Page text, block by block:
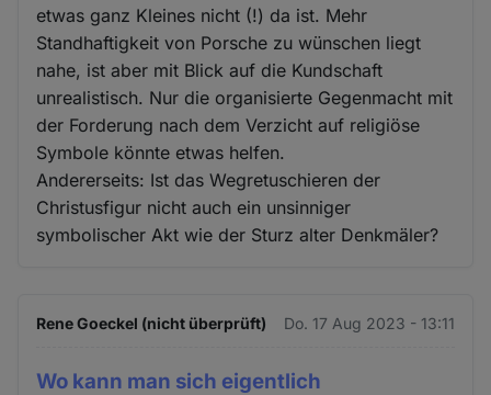
etwas ganz Kleines nicht (!) da ist. Mehr
Standhaftigkeit von Porsche zu wünschen liegt
nahe, ist aber mit Blick auf die Kundschaft
unrealistisch. Nur die organisierte Gegenmacht mit
der Forderung nach dem Verzicht auf religiöse
Symbole könnte etwas helfen.
Andererseits: Ist das Wegretuschieren der
Christusfigur nicht auch ein unsinniger
symbolischer Akt wie der Sturz alter Denkmäler?
Rene Goeckel (nicht überprüft) Do. 17 Aug 2023 - 13:11
Wo kann man sich eigentlich